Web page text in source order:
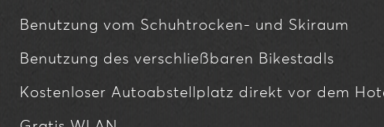
Benutzung vom Schuhtrocken- und Skiraum
Benutzung des verschließbaren Bikestadls
Kostenloser Autoabstellplatz direkt vor dem